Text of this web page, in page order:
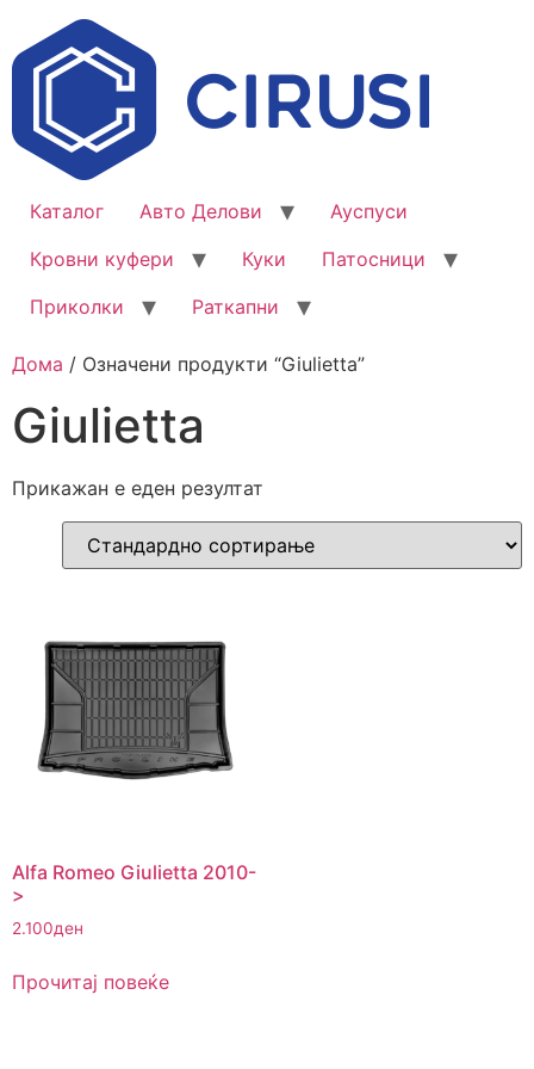
Каталог Авто Делови
Ауспуси
Кровни куфери
Куки
Патосници
Приколки
Раткапни
Дома / Означени продукти “Giulietta”
Giulietta
Прикажан е еден резултат
Alfa Romeo Giulietta 2010-
>
2.100ден
Прочитај повеќе